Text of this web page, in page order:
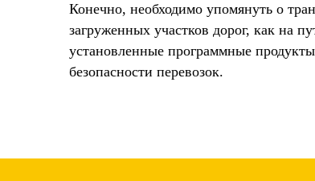
Конечно, необходимо упомянуть о
загруженных участков дорог, как на
установленные программные
безопасности перевозок.